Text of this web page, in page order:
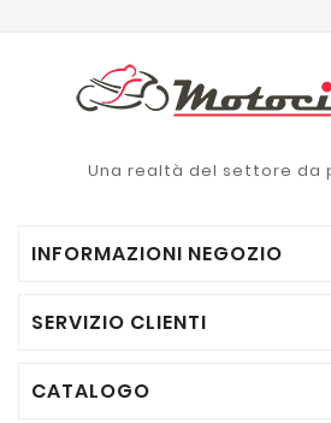
Una realtà del settore da
INFORMAZIONI NEGOZIO
SERVIZIO CLIENTI
CATALOGO